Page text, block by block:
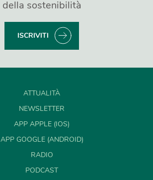
della sostenibilità
ISCRIVITI
ATTUALITÀ
NEWSLETTER
APP APPLE (IOS)
APP GOOGLE (ANDROID)
RADIO
PODCAST